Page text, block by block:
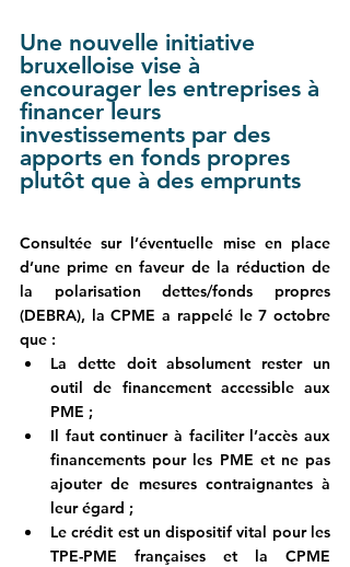
Une nouvelle initiative
bruxelloise vise à
encourager les entreprises à
financer leurs
investissements par des
apports en fonds propres
plutôt que à des emprunts
Consultée sur l’éventuelle mise en place
d’une prime en faveur de la réduction de
la polarisation dettes/fonds propres
(DEBRA), la CPME a rappelé le 7 octobre
que :
La dette doit absolument rester un
outil de financement accessible aux
PME ;
Il faut continuer à faciliter l’accès aux
financements pour les PME et ne pas
ajouter de mesures contraignantes à
leur égard ;
Le crédit est un dispositif vital pour les
TPE-PME françaises et la CPME